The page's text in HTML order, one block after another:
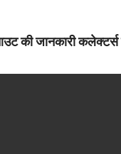
की जानकारी